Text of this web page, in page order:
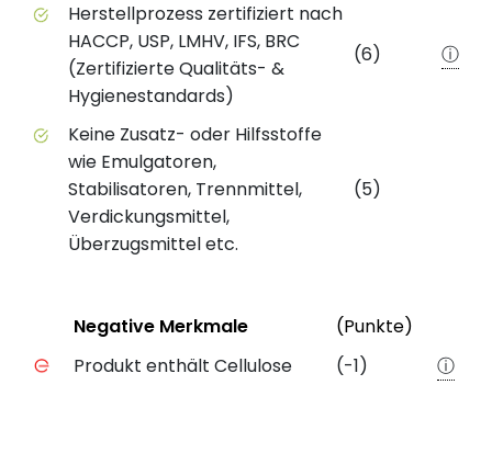
Herstellprozess zertifiziert nach
HACCP, USP, LMHV, IFS, BRC
(Zertifizierte Qualitäts- &
Hygienestandards)
(6) ⓘ
Keine Zusatz- oder Hilfsstoffe
wie Emulgatoren,
Stabilisatoren, Trennmittel,
Verdickungsmittel,
Überzugsmittel etc.
(5)
Negative Merkmale des Produkts mit Punkteabzug
StatusNegative Merkmale (Punkte)
Produkt enthält Cellulose
(-1) ⓘ